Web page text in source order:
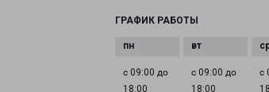
ГРАФИК РАБОТЫ
с 09:00 до
18:00
с 09:00 до
18:00
с